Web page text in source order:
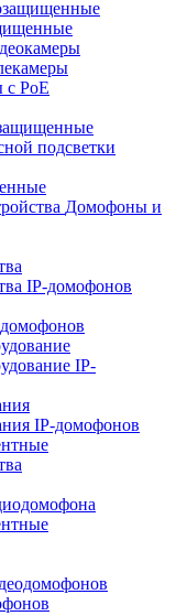
с РоЕ
подсветки
Домофоны и
IP-домофонов
IP-
IP-домофонов